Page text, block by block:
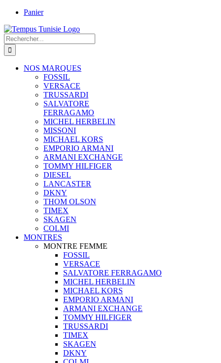
Passer
contenu
Panier
Rechercher:
NOS MARQUES
FOSSIL
VERSACE
TRUSSARDI
SALVATORE
FERRAGAMO
MICHEL HERBELIN
MISSONI
MICHAEL KORS
EMPORIO ARMANI
ARMANI EXCHANGE
TOMMY HILFIGER
DIESEL
LANCASTER
DKNY
THOM OLSON
TIMEX
SKAGEN
COLMI
MONTRES
MONTRE FEMME
FOSSIL
VERSACE
SALVATORE FERRAGAMO
MICHEL HERBELIN
MICHAEL KORS
EMPORIO ARMANI
ARMANI EXCHANGE
TOMMY HILFIGER
TRUSSARDI
TIMEX
SKAGEN
DKNY